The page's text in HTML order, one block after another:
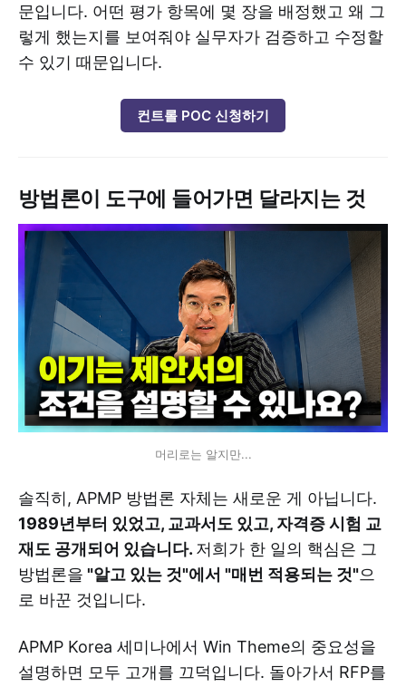
문입니다. 어떤 평가 항목에 몇 장을 배정했고 왜 그
렇게 했는지를 보여줘야 실무자가 검증하고 수정할
수 있기 때문입니다.
컨트롤 POC 신청하기
방법론이 도구에 들어가면 달라지는 것
머리로는 알지만...
솔직히, APMP 방법론 자체는 새로운 게 아닙니다.
1989년부터 있었고, 교과서도 있고, 자격증 시험 교
재도 공개되어 있습니다. 저희가 한 일의 핵심은 그
방법론을 "알고 있는 것"에서 "매번 적용되는 것"으
로 바꾼 것입니다.
APMP Korea 세미나에서 Win Theme의 중요성을
설명하면 모두 고개를 끄덕입니다. 돌아가서 RFP를